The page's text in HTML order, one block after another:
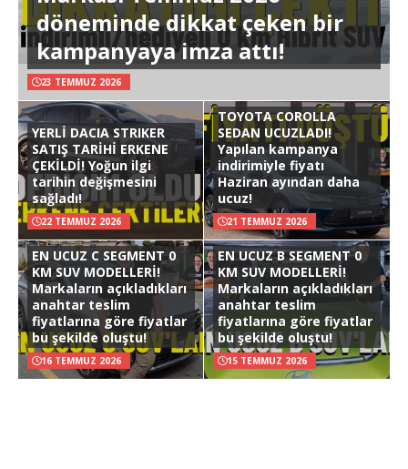
döneminde dikkat çeken bir
kampanyaya imza attı!
23 TEMMUZ 2026
YERLİ DACIA STRIKER
SATIŞ TARİHİ ERKENE
ÇEKİLDİ! Yoğun ilgi
tarihin değişmesini
sağladı!
22 TEMMUZ 2026
TOYOTA COROLLA
SEDAN UCUZLADI!
Yapılan kampanya
indirimiyle fiyatı
Haziran ayından daha
ucuz!
21 TEMMUZ 2026
EN UCUZ C SEGMENT 0
KM SUV MODELLERİ!
Markaların açıkladıkları
anahtar teslim
fiyatlarına göre fiyatlar
bu şekilde oluştu!
16 TEMMUZ 2026
EN UCUZ B SEGMENT 0
KM SUV MODELLERİ!
Markaların açıkladıkları
anahtar teslim
fiyatlarına göre fiyatlar
bu şekilde oluştu!
15 TEMMUZ 2026